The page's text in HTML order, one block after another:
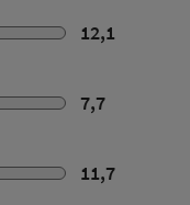
12,1
7,7
11,7